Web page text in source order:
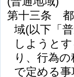
第十三条
域(以下「
しようと
り、行為
で定める